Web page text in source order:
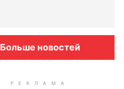
Больше новостей